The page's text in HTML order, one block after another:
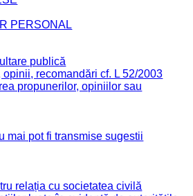
PERSONAL
publică
recomandări cf. L 52/2003
propunerilor, opiniilor sau
mai pot fi transmise sugestii
relația cu societatea civilă